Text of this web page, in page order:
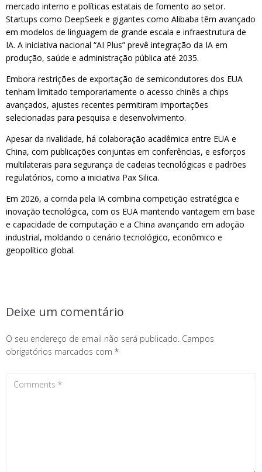
mercado interno e políticas estatais de fomento ao setor.
Startups como DeepSeek e gigantes como Alibaba têm avançado
em modelos de linguagem de grande escala e infraestrutura de
IA. A iniciativa nacional “AI Plus” prevê integração da IA em
produção, saúde e administração pública até 2035.
Embora restrições de exportação de semicondutores dos EUA
tenham limitado temporariamente o acesso chinês a chips
avançados, ajustes recentes permitiram importações
selecionadas para pesquisa e desenvolvimento.
Apesar da rivalidade, há colaboração acadêmica entre EUA e
China, com publicações conjuntas em conferências, e esforços
multilaterais para segurança de cadeias tecnológicas e padrões
regulatórios, como a iniciativa Pax Silica.
Em 2026, a corrida pela IA combina competição estratégica e
inovação tecnológica, com os EUA mantendo vantagem em base
e capacidade de computação e a China avançando em adoção
industrial, moldando o cenário tecnológico, econômico e
geopolítico global.
Deixe um comentário
O seu endereço de email não será publicado. Campos
obrigatórios marcados com *